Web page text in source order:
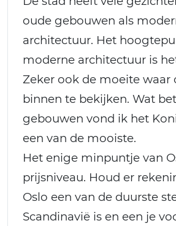
oude gebouwen als
architectuur. Het
moderne architectuur is
Zeker ook de moeite waar
binnen te bekijken. Wat
gebouwen vond ik het
een van de mooiste.
Het enige minpuntje van
prijsniveau. Houd er
Oslo een van de duurste
Scandinavië is en een je